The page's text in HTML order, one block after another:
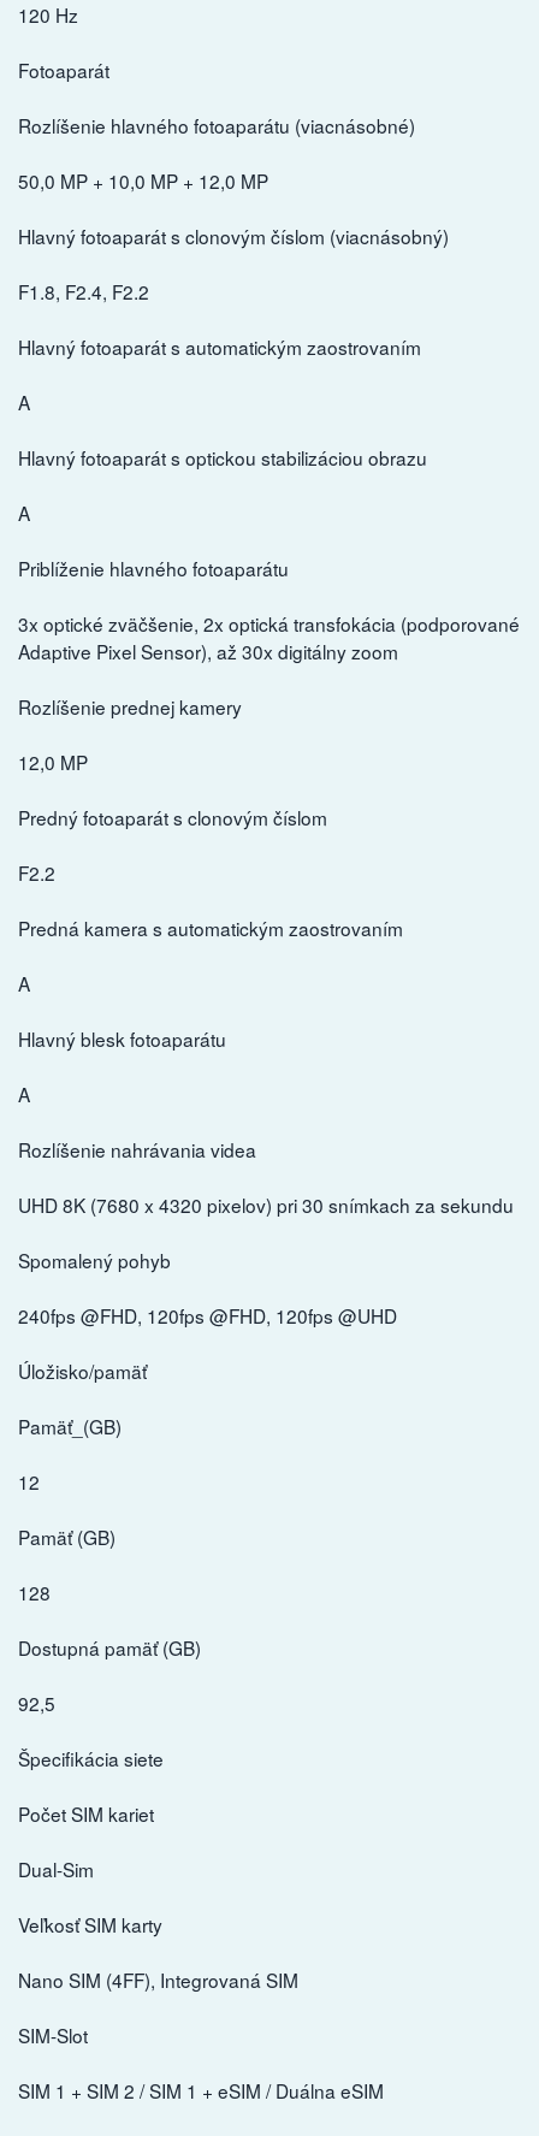
120 Hz
Fotoaparát
Rozlíšenie hlavného fotoaparátu (viacnásobné)
50,0 MP + 10,0 MP + 12,0 MP
Hlavný fotoaparát s clonovým číslom (viacnásobný)
F1.8, F2.4, F2.2
Hlavný fotoaparát s automatickým zaostrovaním
A
Hlavný fotoaparát s optickou stabilizáciou obrazu
A
Priblíženie hlavného fotoaparátu
3x optické zväčšenie, 2x optická transfokácia (podporované
Adaptive Pixel Sensor), až 30x digitálny zoom
Rozlíšenie prednej kamery
12,0 MP
Predný fotoaparát s clonovým číslom
F2.2
Predná kamera s automatickým zaostrovaním
A
Hlavný blesk fotoaparátu
A
Rozlíšenie nahrávania videa
UHD 8K (7680 x 4320 pixelov) pri 30 snímkach za sekundu
Spomalený pohyb
240fps @FHD, 120fps @FHD, 120fps @UHD
Úložisko/pamäť
Pamäť_(GB)
12
Pamäť (GB)
128
Dostupná pamäť (GB)
92,5
Špecifikácia siete
Počet SIM kariet
Dual-Sim
Veľkosť SIM karty
Nano SIM (4FF), Integrovaná SIM
SIM-Slot
SIM 1 + SIM 2 / SIM 1 + eSIM / Duálna eSIM